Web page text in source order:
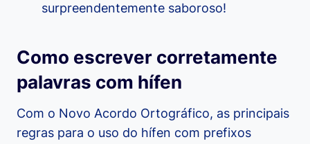
surpreendentemente saboroso!
Como escrever corretamente
palavras com hífen
Com o Novo Acordo Ortográfico, as principais
regras para o uso do hífen com prefixos